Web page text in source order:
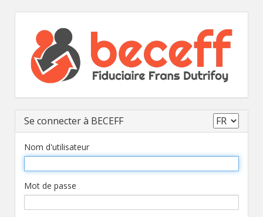
Se connecter à BECEFF
Nom d'utilisateur
Mot de passe